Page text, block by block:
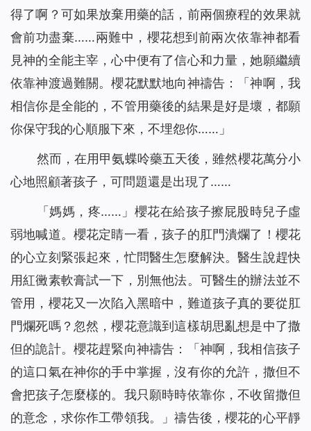
得了啊？可如果放棄用藥的話，前兩個療程的效果就
會前功盡棄……兩難中，櫻花想到前兩次依靠神都看
見神的全能主宰，心中便有了信心和力量，她願繼續
依靠神渡過難關。櫻花默默地向神禱告：「神啊，我
相信你是全能的，不管用藥後的結果是好是壞，都願
你保守我的心順服下來，不埋怨你……」
然而，在用甲氨蝶呤藥五天後，雖然櫻花萬分小
心地照顧著孩子，可問題還是出現了……
「媽媽，疼……」櫻花在給孩子擦屁股時兒子虛
弱地喊道。櫻花定睛一看，孩子的肛門潰爛了！櫻花
的心立刻緊張起來，忙問醫生怎麼解決。醫生說趕快
用紅黴素軟膏試一下，別無他法。可醫生的辦法並不
管用，櫻花又一次陷入黑暗中，難道孩子真的要從肛
門爛死嗎？忽然，櫻花意識到這樣胡思亂想是中了撒
但的詭計。櫻花趕緊向神禱告：「神啊，我相信孩子
的這口氣在神你的手中掌握，沒有你的允許，撒但不
會把孩子怎麼樣的。我只願時時依靠你，不收留撒但
的意念，求你作工帶領我。」禱告後，櫻花的心平靜